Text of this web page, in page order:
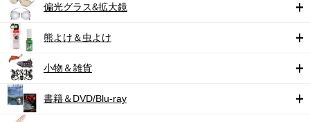
偏光グラス&拡大鏡
熊よけ＆虫よけ
小物＆雑貨
書籍＆DVD/Blu-ray